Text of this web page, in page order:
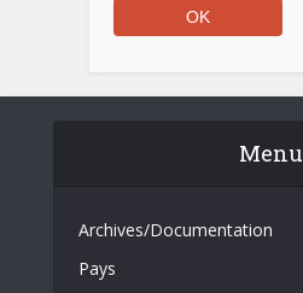
Menu
Archives/Documentation
Pays